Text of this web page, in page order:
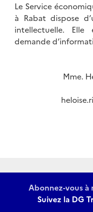
Le Service
à Rabat dispose
intellectuelle.
demande
Mme.
Abonnez-vous
Suivez la DG